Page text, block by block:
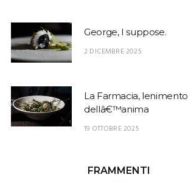
George, I suppose.
2 DICEMBRE 2025
La Farmacia, lenimento
dellâ€™anima
19 OTTOBRE 2025
FRAMMENTI